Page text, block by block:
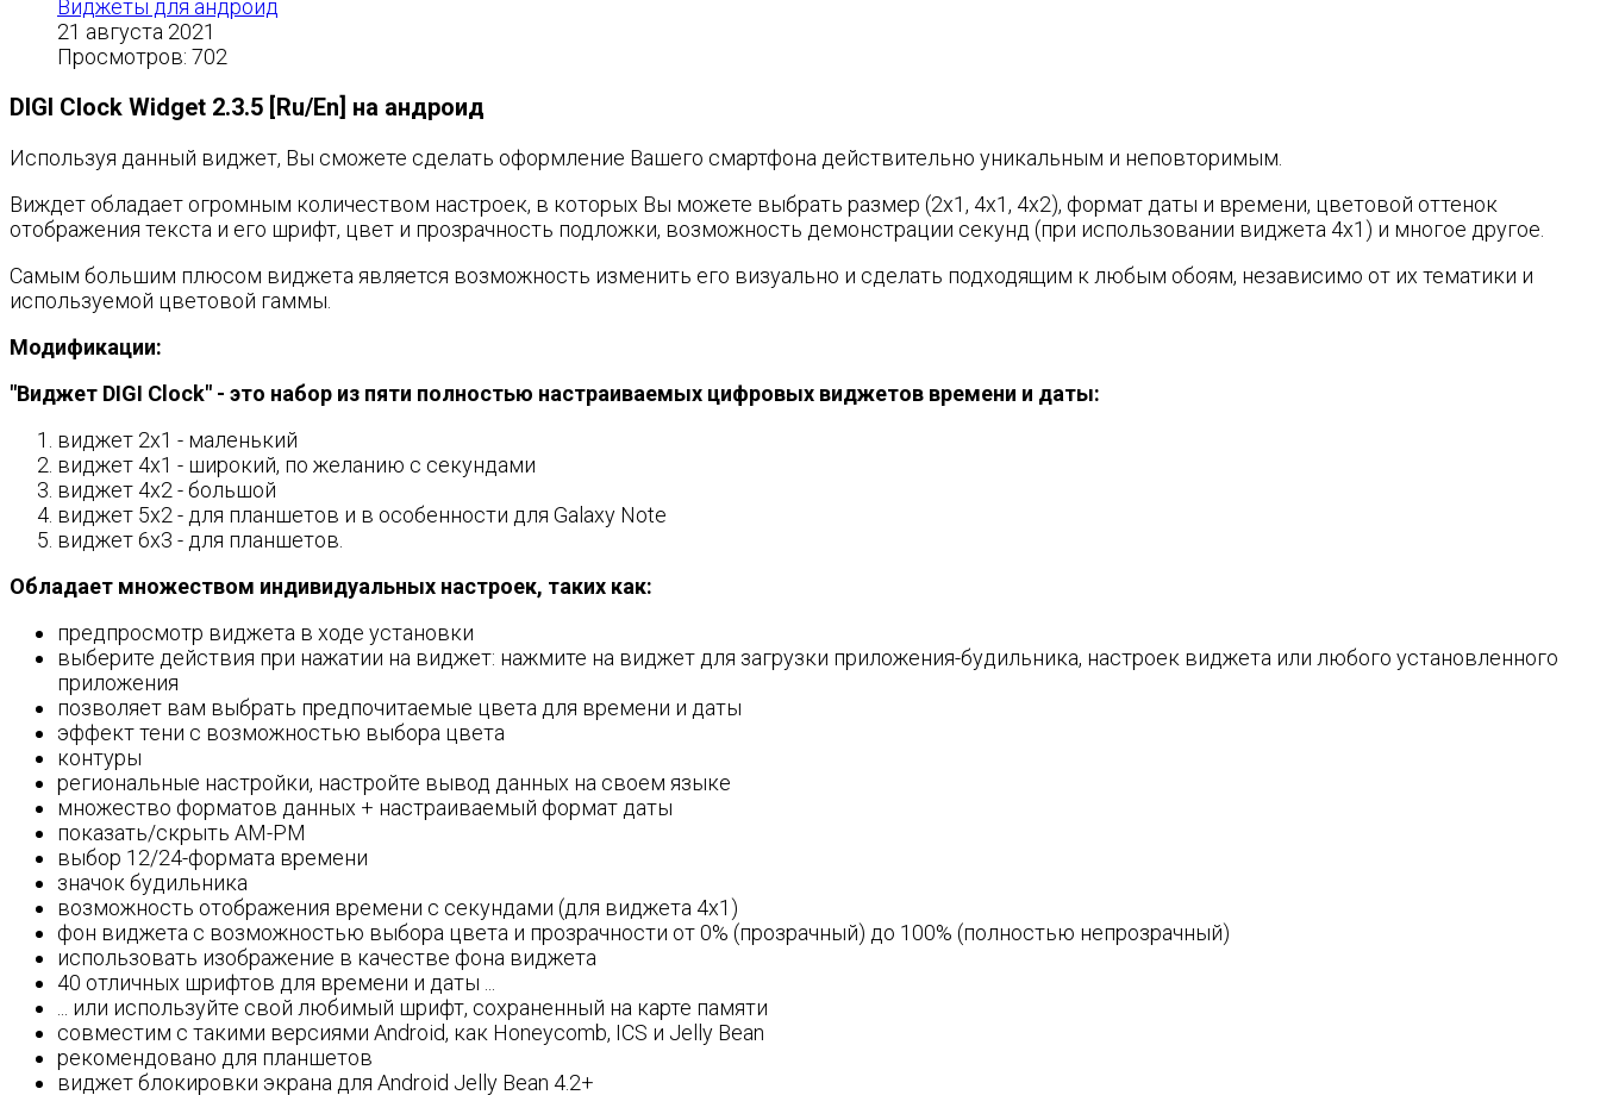
Виджеты для андроид
21 августа 2021
Просмотров: 702
DIGI Clock Widget 2.3.5 [Ru/En] на андроид
Используя данный виджет, Вы сможете сделать оформление Вашего смартфона действительно уникальным и неповторимым.
Виждет обладает огромным количеством настроек, в которых Вы можете выбрать размер (2x1, 4x1, 4x2), формат даты и времени, цветовой оттенок
отображения текста и его шрифт, цвет и прозрачность подложки, возможность демонстрации секунд (при использовании виджета 4x1) и многое другое.
Самым большим плюсом виджета является возможность изменить его визуально и сделать подходящим к любым обоям, независимо от их тематики и
используемой цветовой гаммы.
Модификации:
"Виджет DIGI Clock" - это набор из пяти полностью настраиваемых цифровых виджетов времени и даты:
виджет 2x1 - маленький
виджет 4x1 - широкий, по желанию с секундами
виджет 4x2 - большой
виджет 5x2 - для планшетов и в особенности для Galaxy Note
виджет 6x3 - для планшетов.
Обладает множеством индивидуальных настроек, таких как:
предпросмотр виджета в ходе установки
выберите действия при нажатии на виджет: нажмите на виджет для загрузки приложения-будильника, настроек виджета или любого установленного
приложения
позволяет вам выбрать предпочитаемые цвета для времени и даты
эффект тени с возможностью выбора цвета
контуры
региональные настройки, настройте вывод данных на своем языке
множество форматов данных + настраиваемый формат даты
показать/скрыть AM-PM
выбор 12/24-формата времени
значок будильника
возможность отображения времени с секундами (для виджета 4x1)
фон виджета с возможностью выбора цвета и прозрачности от 0% (прозрачный) до 100% (полностью непрозрачный)
использовать изображение в качестве фона виджета
40 отличных шрифтов для времени и даты ...
... или используйте свой любимый шрифт, сохраненный на карте памяти
совместим с такими версиями Android, как Honeycomb, ICS и Jelly Bean
рекомендовано для планшетов
виджет блокировки экрана для Android Jelly Bean 4.2+